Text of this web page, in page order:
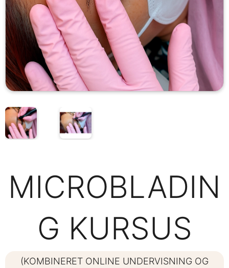
MICROBLADIN
G KURSUS
(KOMBINERET ONLINE UNDERVISNING OG